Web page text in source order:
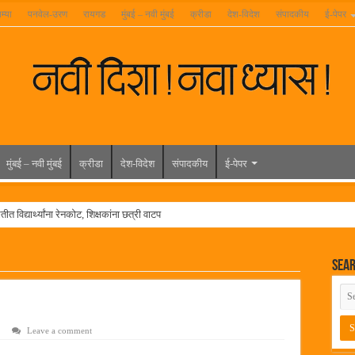
पनवेल-उरण रायगड मुंबई – नवी मुंबई क्रीडा देश-विदेश संपादकीय ई-पेपर
मुंबई – नवी मुंबई क्रीडा देश-विदेश संपादकीय ई-पेपर
विद्यार्थ्यांना रेनकोट, शिक्षकांना छत्री वाटप
वाढदिवसानिमित्त राज्यभरातून शुभेच्छांचा वर्षाव
जाहीर
Leave a comment